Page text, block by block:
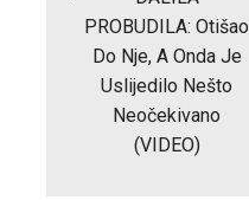
PROBUDILA: Otišao
Do Nje, A Onda Je
Uslijedilo Nešto
Neočekivano
(VIDEO)